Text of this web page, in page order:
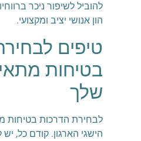
להוביל לשיפור ניכר
הון אנושי יציב ומקצועי.
טיפים
בטיחות
שלך
לבחירת הדרכות בטיחות
הישגי הארגון. קודם כל,